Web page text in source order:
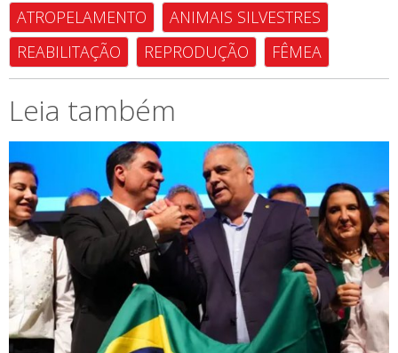
ATROPELAMENTO
ANIMAIS SILVESTRES
REABILITAÇÃO
REPRODUÇÃO FÊMEA
Leia também